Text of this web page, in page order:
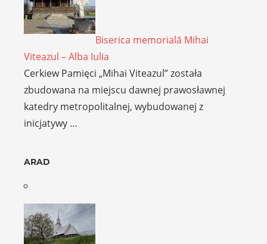
Biserica memorială Mihai
Viteazul – Alba Iulia
Cerkiew Pamięci „Mihai Viteazul” została
zbudowana na miejscu dawnej prawosławnej
katedry metropolitalnej, wybudowanej z
inicjatywy …
ARAD